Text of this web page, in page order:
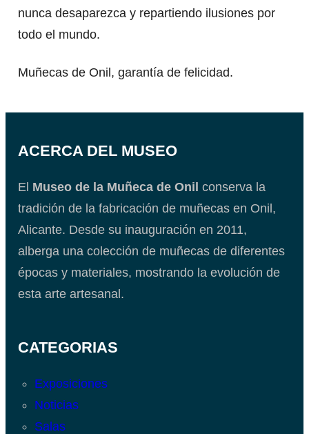
nunca desaparezca y repartiendo ilusiones por
todo el mundo.
Muñecas de Onil, garantía de felicidad.
ACERCA DEL MUSEO
El Museo de la Muñeca de Onil conserva la
tradición de la fabricación de muñecas en Onil,
Alicante. Desde su inauguración en 2011,
alberga una colección de muñecas de diferentes
épocas y materiales, mostrando la evolución de
esta arte artesanal.
CATEGORIAS
Exposiciones
Noticias
Salas